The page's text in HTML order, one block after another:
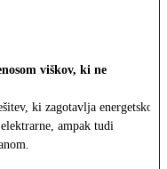
viškov, ki ne
ki zagotavlja energetsko
ampak tudi